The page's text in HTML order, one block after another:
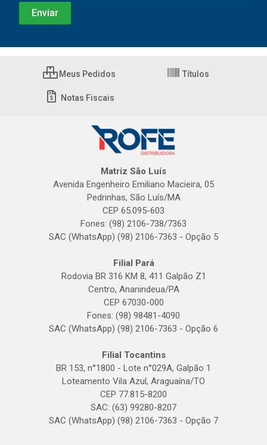
Meus Pedidos Títulos
Notas Fiscais
Matriz São Luís
Avenida Engenheiro Emiliano Macieira, 05
Pedrinhas, São Luís/MA
CEP 65.095-603
Fones: (98) 2106-738/7363
SAC (WhatsApp) (98) 2106-7363 - Opção 5
Filial Pará
Rodovia BR 316 KM 8, 411 Galpão Z1
Centro, Ananindeua/PA
CEP 67030-000
Fones: (98) 98481-4090
SAC (WhatsApp) (98) 2106-7363 - Opção 6
Filial Tocantins
BR 153, n°1800 - Lote n°029A, Galpão 1
Loteamento Vila Azul, Araguaína/TO
CEP 77.815-8200
SAC: (63) 99280-8207
SAC (WhatsApp) (98) 2106-7363 - Opção 7